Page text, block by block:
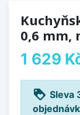
0,6 mm,
1 629
loyalty Sleva